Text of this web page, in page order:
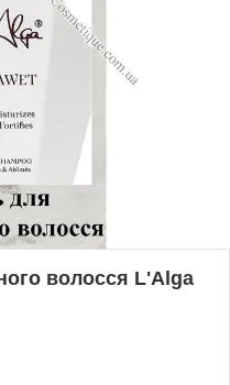
волосся L'Alga